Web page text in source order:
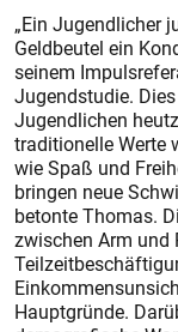
„Ein Jugendlicher
Geldbeutel ein
seinem
Jugendstudie.
Jugendlichen
traditionelle Werte
wie Spaß und
bringen neue
betonte Thomas.
zwischen Arm und
Hauptgründe.